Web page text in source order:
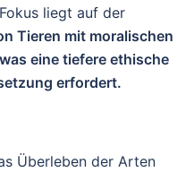
liegt auf der
Tieren mit moralischen
eine tiefere ethische
erfordert.
Überleben der Arten